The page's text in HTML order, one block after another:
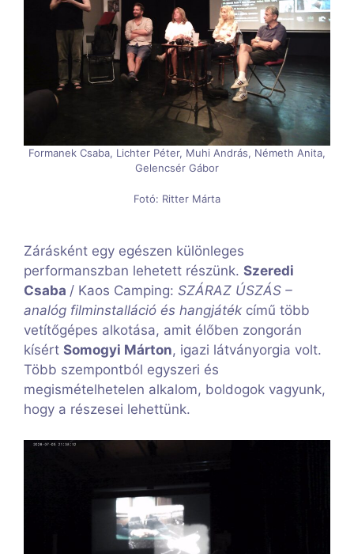
Formanek Csaba, Lichter Péter, Muhi András, Németh Anita,
Gelencsér Gábor
Fotó: Ritter Márta
Zárásként egy egészen különleges
performanszban lehetett részünk. Szeredi
Csaba / Kaos Camping: SZÁRAZ ÚSZÁS –
analóg filminstalláció és hangjáték című több
vetítőgépes alkotása, amit élőben zongorán
kísért Somogyi Márton, igazi látványorgia volt.
Több szempontból egyszeri és
megismételhetelen alkalom, boldogok vagyunk,
hogy a részesei lehettünk.